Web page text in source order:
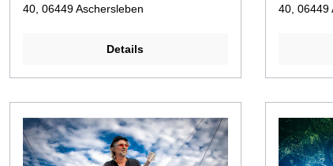
40, 06449 Aschersleben
Details
40, 06449